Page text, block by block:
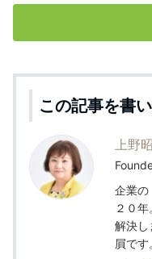
この記事を書
上野
企業の
２０
解決し
屓です